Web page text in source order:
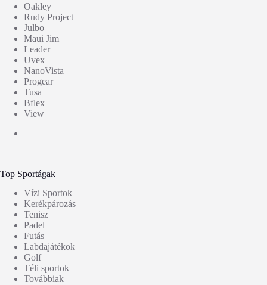
Oakley
Rudy Project
Julbo
Maui Jim
Leader
Uvex
NanoVista
Progear
Tusa
Bflex
View
Top Sportágak
Vízi Sportok
Kerékpározás
Tenisz
Padel
Futás
Labdajátékok
Golf
Téli sportok
Továbbiak